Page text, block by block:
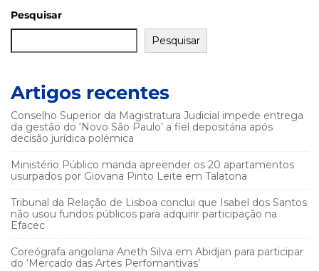
Pesquisar
Pesquisar
Artigos recentes
Conselho Superior da Magistratura Judicial impede entrega
da gestão do ‘Novo São Paulo’ a fiel depositária após
decisão jurídica polémica
Ministério Público manda apreender os 20 apartamentos
usurpados por Giovana Pinto Leite em Talatona
Tribunal da Relação de Lisboa conclui que Isabel dos Santos
não usou fundos públicos para adquirir participação na
Efacec
Coreógrafa angolana Aneth Silva em Abidjan para participar
do ‘Mercado das Artes Perfomantivas’